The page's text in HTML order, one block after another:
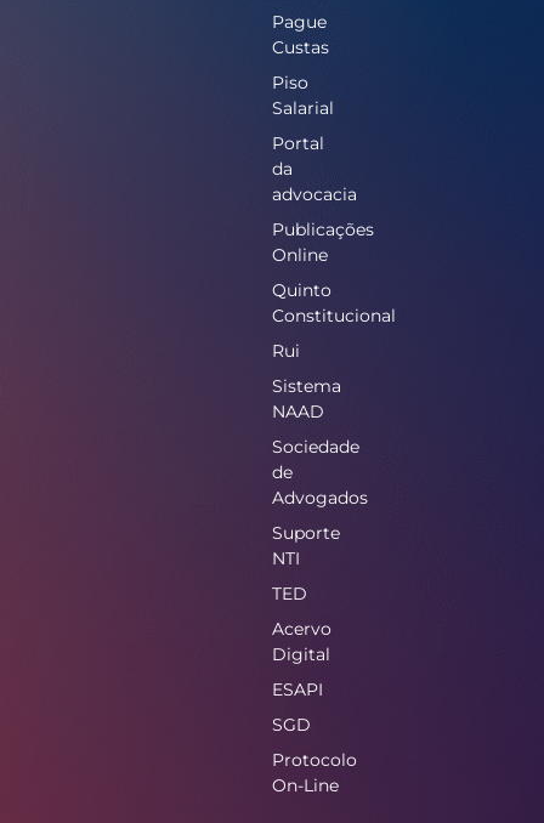
Pague
Custas
Piso
Salarial
Portal
da
advocacia
Publicações
Online
Quinto
Constitucional
Rui
Sistema
NAAD
Sociedade
de
Advogados
Suporte
NTI
TED
Acervo
Digital
ESAPI
SGD
Protocolo
On-Line